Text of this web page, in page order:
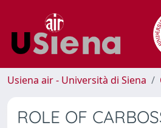
Usiena air - Università di Siena
ROLE OF